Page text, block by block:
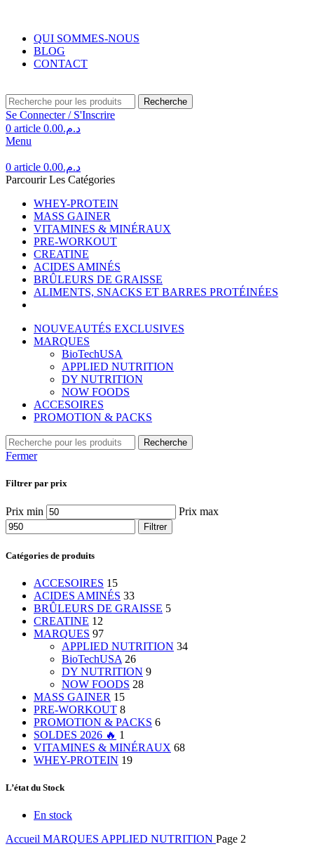
QUI SOMMES-NOUS
BLOG
CONTACT
Recherche
Se Connecter / S'Inscrire
0 article د.م.0.00
Menu
0 article د.م.0.00
Parcourir Les Catégories
WHEY-PROTEIN
MASS GAINER
VITAMINES & MINÉRAUX
PRE-WORKOUT
CREATINE
ACIDES AMINÉS
BRÛLEURS DE GRAISSE
ALIMENTS, SNACKS ET BARRES PROTÉINÉES
NOUVEAUTÉS EXCLUSIVES
MARQUES
BioTechUSA
APPLIED NUTRITION
DY NUTRITION
NOW FOODS
ACCESOIRES
PROMOTION & PACKS
Recherche
Fermer
Filtrer par prix
Prix min Prix max
Filtrer
Catégories de produits
ACCESOIRES 15
ACIDES AMINÉS 33
BRÛLEURS DE GRAISSE 5
CREATINE 12
MARQUES 97
APPLIED NUTRITION 34
BioTechUSA 26
DY NUTRITION 9
NOW FOODS 28
MASS GAINER 15
PRE-WORKOUT 8
PROMOTION & PACKS 6
SOLDES 2026 🔥 1
VITAMINES & MINÉRAUX 68
WHEY-PROTEIN 19
L’état du Stock
En stock
Accueil MARQUES APPLIED NUTRITION Page 2